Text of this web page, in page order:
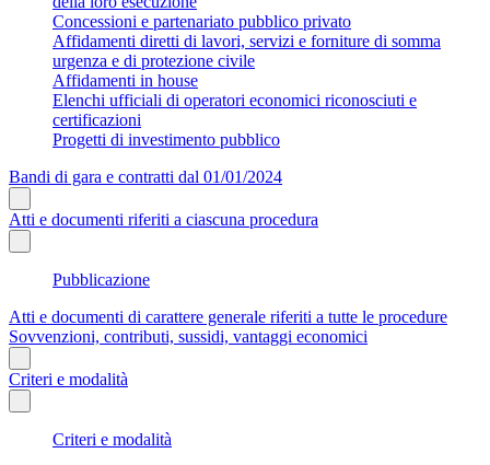
Concessioni e partenariato pubblico privato
Affidamenti diretti di lavori, servizi e forniture di somma
urgenza e di protezione civile
Affidamenti in house
Elenchi ufficiali di operatori economici riconosciuti e
certificazioni
Progetti di investimento pubblico
Bandi di gara e contratti dal 01/01/2024
Atti e documenti riferiti a ciascuna procedura
Pubblicazione
Atti e documenti di carattere generale riferiti a tutte le procedure
Sovvenzioni, contributi, sussidi, vantaggi economici
Criteri e modalità
Criteri e modalità